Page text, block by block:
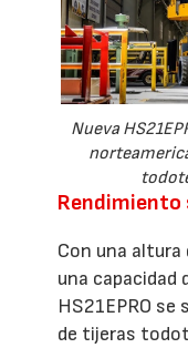
Nueva
Rendimiento
Con una
una capacidad
HS21EPRO
de tijeras